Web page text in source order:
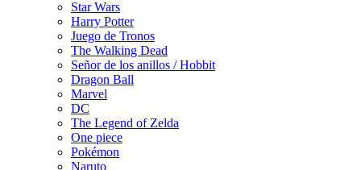
Star Wars
Harry Potter
Juego de Tronos
The Walking Dead
Señor de los anillos / Hobbit
Dragon Ball
Marvel
DC
The Legend of Zelda
One piece
Pokémon
Naruto